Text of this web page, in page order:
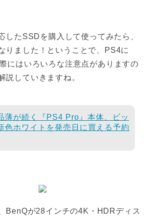
したSSDを購入して使ってみたら、
りました！ということで、PS4に
にはいろいろな注意点がありますの
説していきますね。
薄が続く『PS4 Pro』本体、ビッ
色ホワイトを発売日に買える予約
BenQが28インチの4K・HDRディス